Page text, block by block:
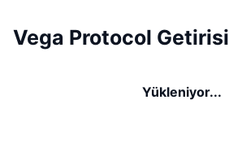
Vega Protocol Getirisi
Yükleniyor...